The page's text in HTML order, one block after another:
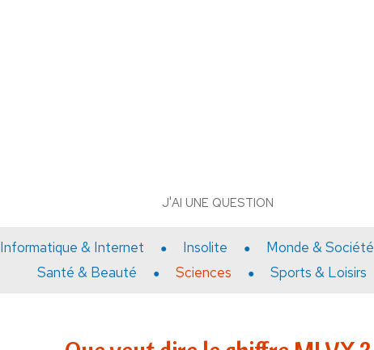
J'AI UNE QUESTION
Informatique & Internet Insolite Monde & Société
Santé & Beauté
Sciences Sports & Loisirs